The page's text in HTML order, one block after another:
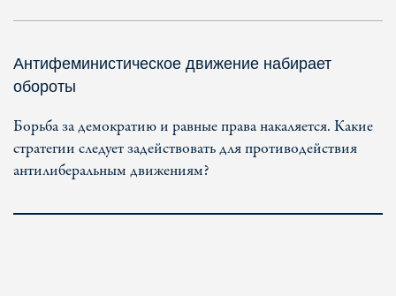
Антифеминистическое движение набирает
обороты
Борьба за демократию и равные права накаляется. Какие
стратегии следует задействовать для противодействия
антилиберальным движениям?